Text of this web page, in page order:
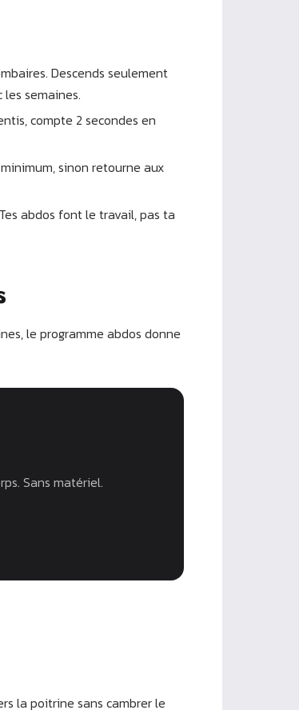
Descends seulement
semaines.
compte 2 secondes en
sinon retourne aux
abdos font le travail, pas ta
le programme abdos donne
Sans matériel.
la poitrine sans cambrer le